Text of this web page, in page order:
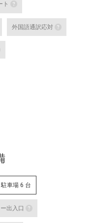
ト
au店頭サポート
au店頭サポート定額
ブレット教室 を開催して
外国語通訳応対
こちら
こちら
SaKuTTO（セルフ端末）
さまご自身でお手続き可
駐車場 6 台
出入口